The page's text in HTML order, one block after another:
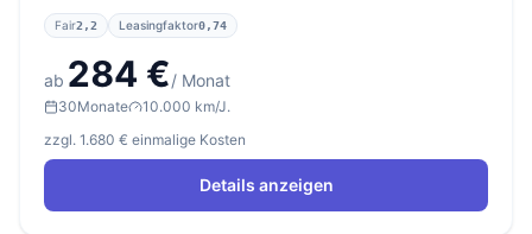
Fair2,2 Leasingfaktor0,74
ab 284 €/ Monat
30Monate
10.000 km/J.
zzgl. 1.680 € einmalige Kosten
Details anzeigen